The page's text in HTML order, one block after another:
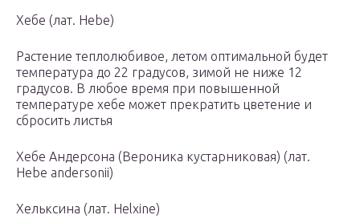
Хебе (лат. Hebe)
Растение теплолюбивое, летом оптимальной будет
температура до 22 градусов, зимой не ниже 12
градусов. В любое время при повышенной
температуре хебе может прекратить цветение и
сбросить листья
Хебе Андерсона (Вероника кустарниковая) (лат.
Hebe andersonii)
Хельксина (лат. Helxine)